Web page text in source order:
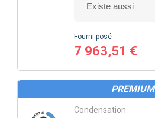
Fourni posé
7 963,51 €
PREMIUM
Condensation